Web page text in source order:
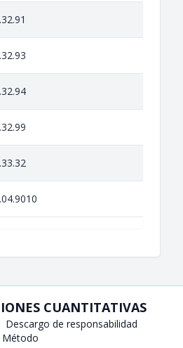
CUANTITATIVAS
Descargo de responsabilidad
Método